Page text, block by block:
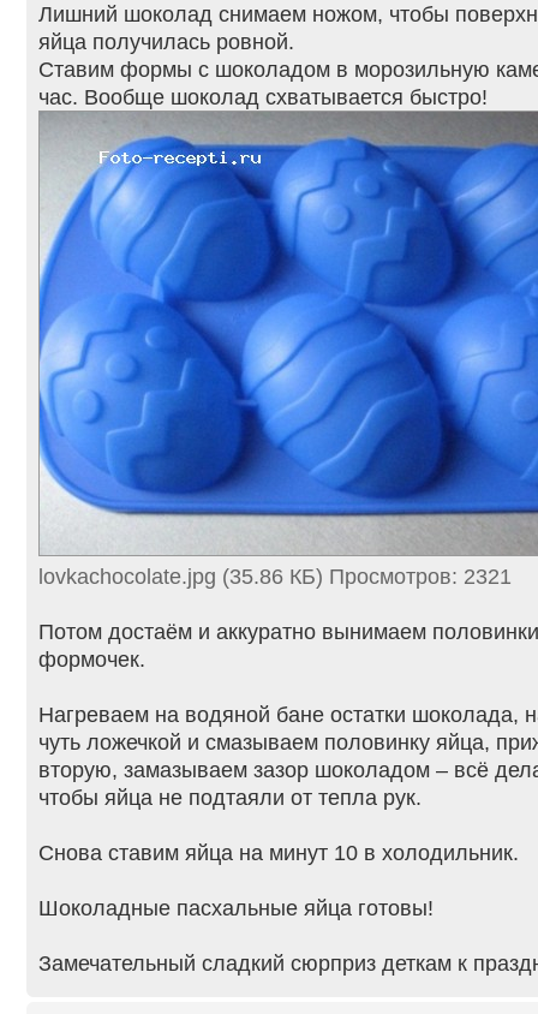
Лишний шоколад снимаем ножом, чтобы
яйца получилась ровной.
Ставим формы с шоколадом в морозильную
час. Вообще шоколад схватывается быстро!
lovkachocolate.jpg (35.86 КБ) Просмотров: 2321
Потом достаём и аккуратно вынимаем
формочек.
Нагреваем на водяной бане остатки шоколада,
чуть ложечкой и смазываем половинку яйца,
вторую, замазываем зазор шоколадом – всё
чтобы яйца не подтаяли от тепла рук.
Снова ставим яйца на минут 10 в холодильник.
Шоколадные пасхальные яйца готовы!
Замечательный сладкий сюрприз деткам к